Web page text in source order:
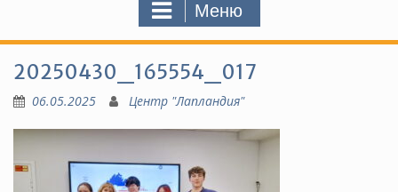
Меню
20250430_165554_017
06.05.2025 Центр "Лапландия"